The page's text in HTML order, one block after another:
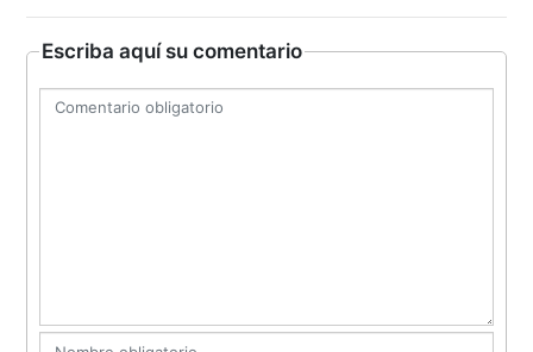
Escriba aquí su comentario